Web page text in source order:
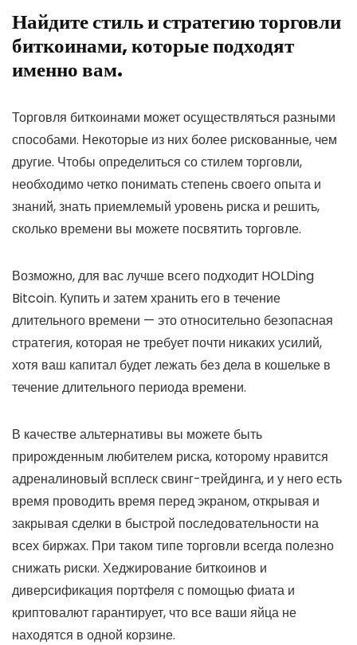
Найдите стиль и стратегию торговли
биткоинами, которые подходят
именно вам.
Торговля биткоинами может осуществляться разными
способами. Некоторые из них более рискованные, чем
другие. Чтобы определиться со стилем торговли,
необходимо четко понимать степень своего опыта и
знаний, знать приемлемый уровень риска и решить,
сколько времени вы можете посвятить торговле.
Возможно, для вас лучше всего подходит HOLDing
Bitcoin. Купить и затем хранить его в течение
длительного времени — это относительно безопасная
стратегия, которая не требует почти никаких усилий,
хотя ваш капитал будет лежать без дела в кошельке в
течение длительного периода времени.
В качестве альтернативы вы можете быть
прирожденным любителем риска, которому нравится
адреналиновый всплеск свинг-трейдинга, и у него есть
время проводить время перед экраном, открывая и
закрывая сделки в быстрой последовательности на
всех биржах. При таком типе торговли всегда полезно
снижать риски. Хеджирование биткоинов и
диверсификация портфеля с помощью фиата и
криптовалют гарантирует, что все ваши яйца не
находятся в одной корзине.